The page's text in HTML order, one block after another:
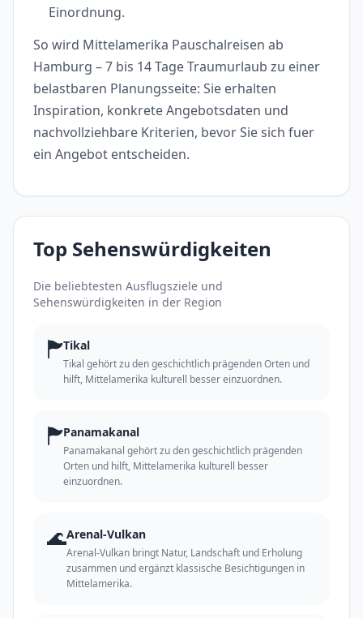
Einordnung.
So wird Mittelamerika Pauschalreisen ab
Hamburg – 7 bis 14 Tage Traumurlaub zu einer
belastbaren Planungsseite: Sie erhalten
Inspiration, konkrete Angebotsdaten und
nachvollziehbare Kriterien, bevor Sie sich fuer
ein Angebot entscheiden.
Top Sehenswürdigkeiten
Die beliebtesten Ausflugsziele und
Sehenswürdigkeiten in der Region
🏲Tikal
Tikal gehört zu den geschichtlich prägenden Orten und
hilft, Mittelamerika kulturell besser einzuordnen.
🏲Panamakanal
Panamakanal gehört zu den geschichtlich prägenden
Orten und hilft, Mittelamerika kulturell besser
einzuordnen.
🌊Arenal-Vulkan
Arenal-Vulkan bringt Natur, Landschaft und Erholung
zusammen und ergänzt klassische Besichtigungen in
Mittelamerika.